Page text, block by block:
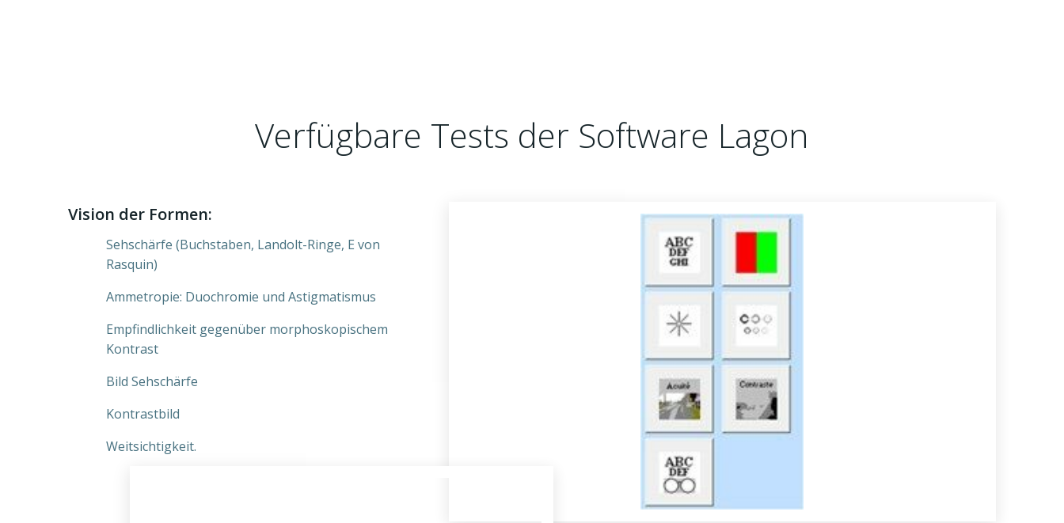
Verfügbare Tests der Software Lagon
Vision der Formen:
Sehschärfe (Buchstaben, Landolt-Ringe, E von
Rasquin)
Ammetropie: Duochromie und Astigmatismus
Empfindlichkeit gegenüber morphoskopischem
Kontrast
Bild Sehschärfe
Kontrastbild
Weitsichtigkeit.